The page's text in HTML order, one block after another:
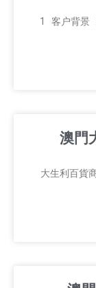
1 客户背景
澳門
大生利百貨